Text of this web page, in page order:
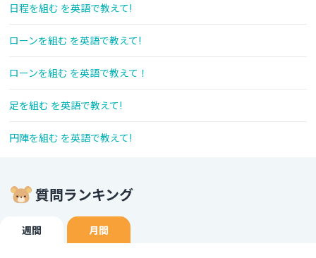
日程を組む を英語で教えて!
ローンを組む を英語で教えて!
ローンを組む を英語で教えて！
足を組む を英語で教えて!
円陣を組む を英語で教えて!
質問ランキング
週間 月間